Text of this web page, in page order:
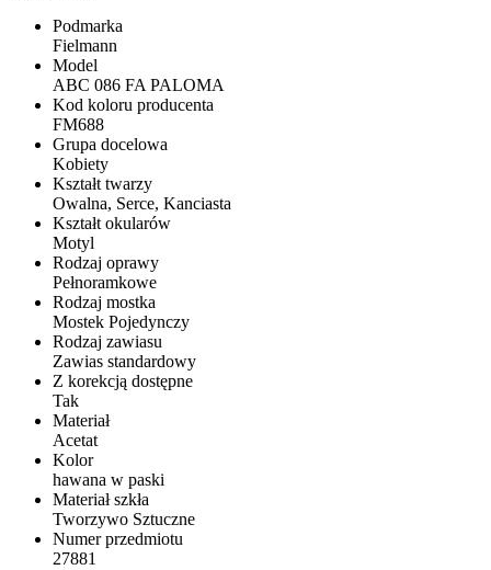
Podmarka
Fielmann
Model
ABC 086 FA PALOMA
Kod koloru producenta
FM688
Grupa docelowa
Kobiety
Kształt twarzy
Owalna, Serce, Kanciasta
Kształt okularów
Motyl
Rodzaj oprawy
Pełnoramkowe
Rodzaj mostka
Mostek Pojedynczy
Rodzaj zawiasu
Zawias standardowy
Z korekcją dostępne
Tak
Materiał
Acetat
Kolor
hawana w paski
Materiał szkła
Tworzywo Sztuczne
Numer przedmiotu
27881